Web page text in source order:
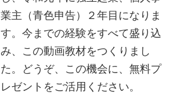
業主（青色申告）２年目になりま
す。今までの経験をすべて盛り込
み、この動画教材をつくりまし
た。どうぞ、この機会に、無料プ
レゼントをご活用ください。